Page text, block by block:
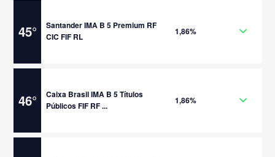
45°
Santander IMA B 5 Premium RF
CIC FIF RL
1,86%
46°
Caixa Brasil IMA B 5 Títulos
Públicos FIF RF ...
1,86%